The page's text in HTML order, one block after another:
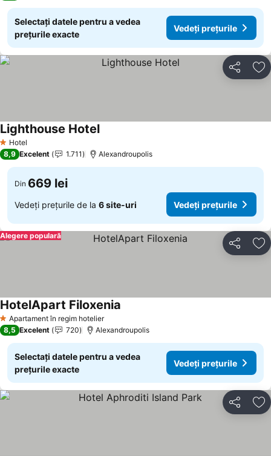
Selectați datele pentru a vedea
prețurile exacte
Vedeți prețurile
Distribuiți
1 Stele
Hotel
Lighthouse Hotel
8,9 Excelent 1.711 Alexandroupolis
Din 669 lei
Vedeți prețurile de la 6 site-uri Vedeți prețurile
Distribuiți
Alegere populară
1 Stele
Apartament în regim hotelier
HotelApart Filoxenia
8,5 Excelent 720 Alexandroupolis
Selectați datele pentru a vedea
prețurile exacte
Vedeți prețurile
Distribuiți